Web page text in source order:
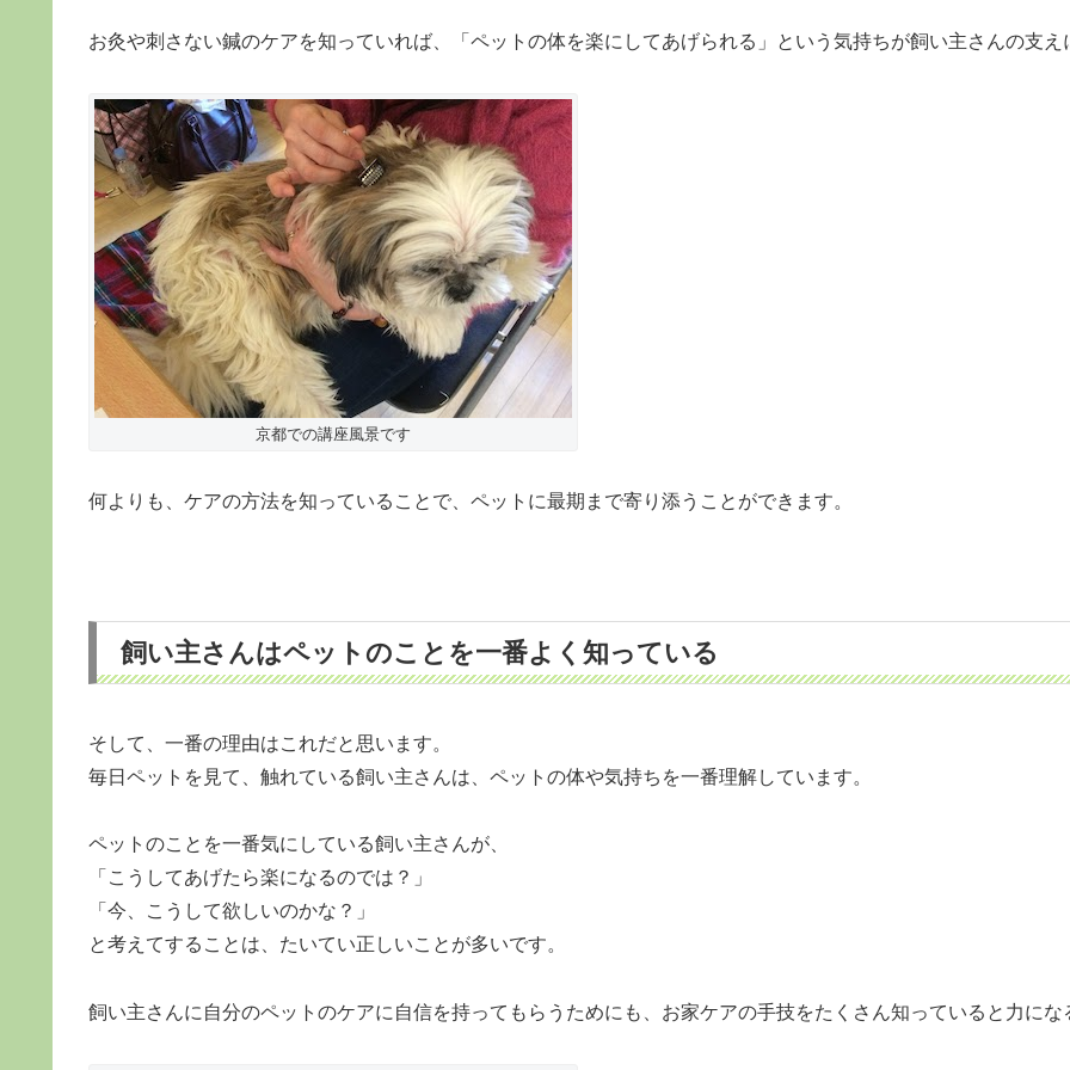
お灸や刺さない鍼のケアを知っていれば、「ペットの体を楽にしてあげられる」という気持ちが飼い主さんの支え
京都での講座風景です
何よりも、ケアの方法を知っていることで、ペットに最期まで寄り添うことができます。
飼い主さんはペットのことを一番よく知っている
そして、一番の理由はこれだと思います。
毎日ペットを見て、触れている飼い主さんは、ペットの体や気持ちを一番理解しています。
ペットのことを一番気にしている飼い主さんが、
「こうしてあげたら楽になるのでは？」
「今、こうして欲しいのかな？」
と考えてすることは、たいてい正しいことが多いです。
飼い主さんに自分のペットのケアに自信を持ってもらうためにも、お家ケアの手技をたくさん知っていると力にな